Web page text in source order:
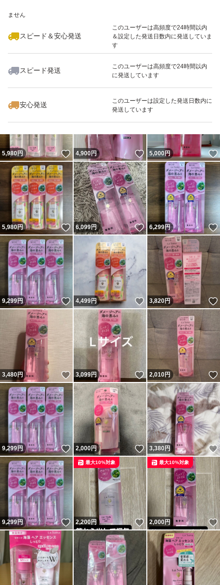
ません
スピード＆安心発送
このユーザーは高頻度で24時間以内
＆設定した発送日数内に発送していま
す
スピード発送
このユーザーは高頻度で24時間以内
に発送しています
安心発送
このユーザーは設定した発送日数内に
発送しています
いいね！
4,000
5,980円 いいね！
4,900円 いいね！
5,000円
5,980円 いいね！
6,099円 いいね！
6,299円
9,299円 いいね！
4,499円 いいね！
3,820円
3,480円 いいね！
3,099円 いいね！
2,010円
9,299円 いいね！
2,000円 いいね！
3,380円
9,299円 いいね！
2,200円 いいね！
最大10%対象
2,000円
最大10%対象